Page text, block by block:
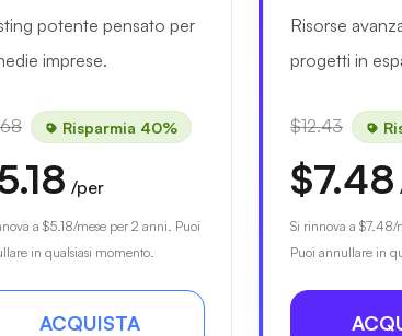
potente pensato per
imprese.
Risparmia 40%
/per
a $5.18/mese per 2 anni. Puoi
in qualsiasi momento.
ACQUISTA
Risorse
progetti in
$12.43
$7.48
Si rinnova a $7.48/
Puoi annullare in